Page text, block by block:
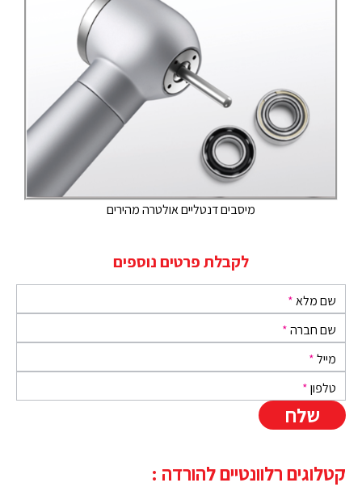
מיסבים דנטליים אולטרה מהירים
לקבלת פרטים נוספים
שם מלא*
שם חברה*
מייל*
טלפון*
קטלוגים רלוונטיים להורדה :